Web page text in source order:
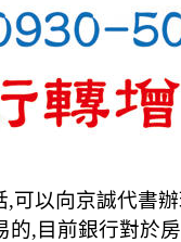
可以向京誠代書
,目前銀行對於